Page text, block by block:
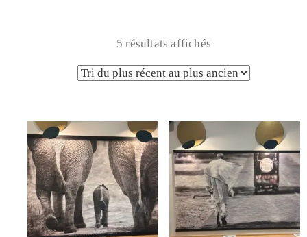
5 résultats affichés